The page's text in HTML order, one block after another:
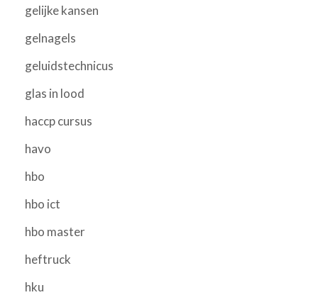
gelijke kansen
gelnagels
geluidstechnicus
glas in lood
haccp cursus
havo
hbo
hbo ict
hbo master
heftruck
hku